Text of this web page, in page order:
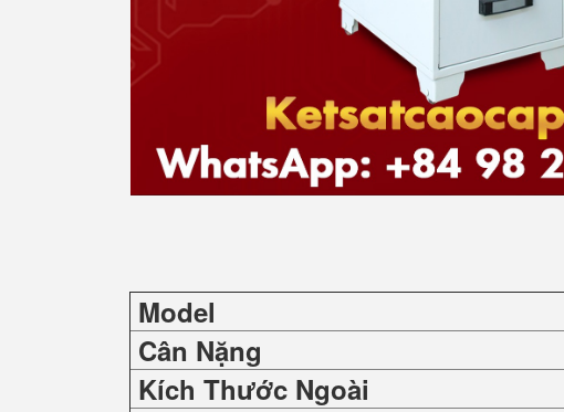
Model
Cân Nặng
Kích Thước Ngoài